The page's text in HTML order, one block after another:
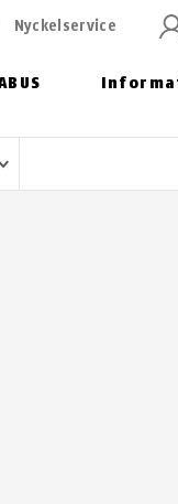
Nyckelservice